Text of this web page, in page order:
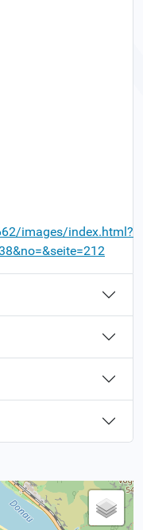
images/index.html?